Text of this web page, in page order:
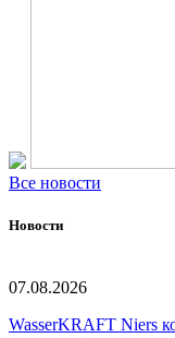
Все новости
Новости
07.08.2026
WasserKRAFT Niers